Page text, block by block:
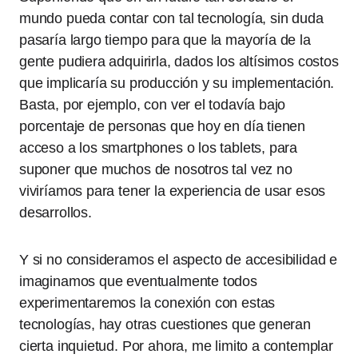
mundo pueda contar con tal tecnología, sin duda
pasaría largo tiempo para que la mayoría de la
gente pudiera adquirirla, dados los altísimos costos
que implicaría su producción y su implementación.
Basta, por ejemplo, con ver el todavía bajo
porcentaje de personas que hoy en día tienen
acceso a los smartphones o los tablets, para
suponer que muchos de nosotros tal vez no
viviríamos para tener la experiencia de usar esos
desarrollos.
Y si no consideramos el aspecto de accesibilidad e
imaginamos que eventualmente todos
experimentaremos la conexión con estas
tecnologías, hay otras cuestiones que generan
cierta inquietud. Por ahora, me limito a contemplar